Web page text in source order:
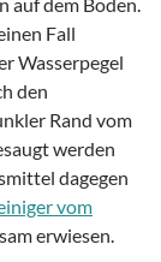
Fall
Wasserpegel
den
Rand vom
werden
dagegen
vom
erwiesen.